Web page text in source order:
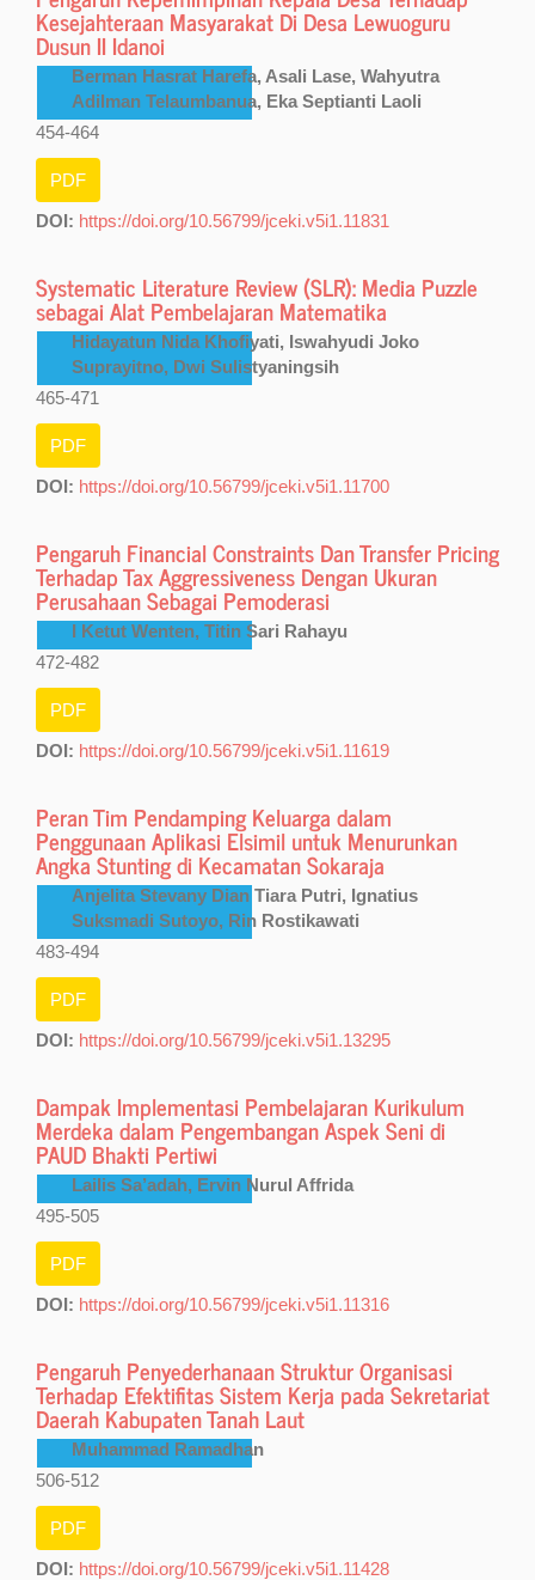
Kesejahteraan Masyarakat Di Desa Lewuoguru
Dusun II Idanoi
Berman Hasrat Harefa, Asali Lase, Wahyutra
Adilman Telaumbanua, Eka Septianti Laoli
454-464
PDF
DOI: https://doi.org/10.56799/jceki.v5i1.11831
Systematic Literature Review (SLR): Media Puzzle
sebagai Alat Pembelajaran Matematika
Hidayatun Nida Khofiyati, Iswahyudi Joko
Suprayitno, Dwi Sulistyaningsih
465-471
PDF
DOI: https://doi.org/10.56799/jceki.v5i1.11700
Pengaruh Financial Constraints Dan Transfer Pricing
Terhadap Tax Aggressiveness Dengan Ukuran
Perusahaan Sebagai Pemoderasi
I Ketut Wenten, Titin Sari Rahayu
472-482
PDF
DOI: https://doi.org/10.56799/jceki.v5i1.11619
Peran Tim Pendamping Keluarga dalam
Penggunaan Aplikasi Elsimil untuk Menurunkan
Angka Stunting di Kecamatan Sokaraja
Anjelita Stevany Dian Tiara Putri, Ignatius
Suksmadi Sutoyo, Rin Rostikawati
483-494
PDF
DOI: https://doi.org/10.56799/jceki.v5i1.13295
Dampak Implementasi Pembelajaran Kurikulum
Merdeka dalam Pengembangan Aspek Seni di
PAUD Bhakti Pertiwi
Lailis Sa’adah, Ervin Nurul Affrida
495-505
PDF
DOI: https://doi.org/10.56799/jceki.v5i1.11316
Pengaruh Penyederhanaan Struktur Organisasi
Terhadap Efektifitas Sistem Kerja pada Sekretariat
Daerah Kabupaten Tanah Laut
Muhammad Ramadhan
506-512
PDF
DOI: https://doi.org/10.56799/jceki.v5i1.11428